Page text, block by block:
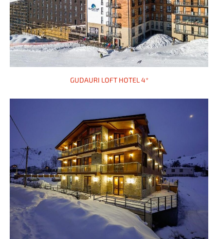
GUDAURI LOFT HOTEL 4*